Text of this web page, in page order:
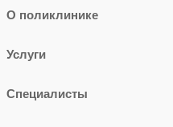
О поликлинике
Услуги
Специалисты